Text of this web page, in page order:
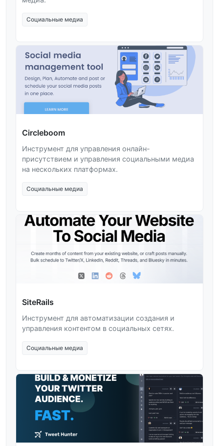
Социальные медиа
Circleboom
Инструмент для управления онлайн-
присутствием и управления социальными медиа
на нескольких платформах.
Социальные медиа
SiteRails
Инструмент для автоматизации создания и
управления контентом в социальных сетях.
Социальные медиа